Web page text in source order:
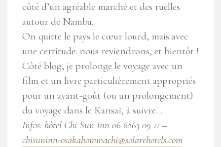
côté d’un agréable marché et des ruelles
autour de Namba.
On quitte le pays le cœur lourd, mais avec
une certitude: nous reviendrons, et bientôt !
Côté blog, je prolonge le voyage avec un
film et un livre particulièrement appropriés
pour un avant-goût (ou un prolongement)
du voyage dans le Kansaï, à suivre…
Infos: hôtel Chi Sun Inn 06 6263 09 11 –
chisuninn-osakahommachi@solarehotels.com